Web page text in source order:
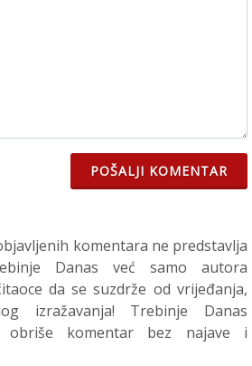
POŠALJI KOMENTAR
komentara ne predstavlja
Danas već samo autora
da se suzdrže od vrijeđanja,
izražavanja! Trebinje Danas
obriše komentar bez najave i